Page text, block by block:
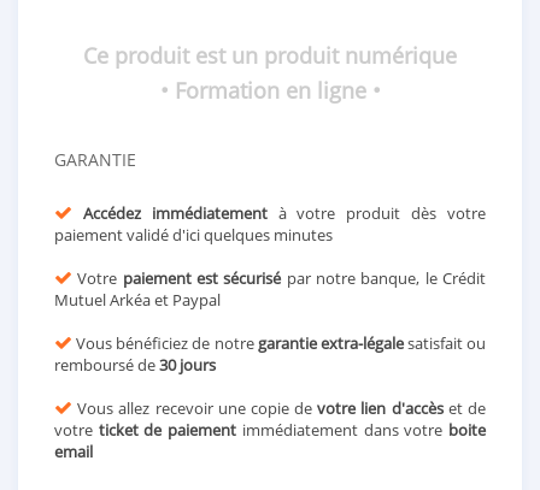
Ce produit est un produit numérique
• Formation en ligne •
GARANTIE
Accédez immédiatementà votre produit dès votre
paiement validé d'ici quelques minutes
Votre paiement est sécurisé par notre banque, le Crédit
Mutuel Arkéa et Paypal
Vous bénéficiez de notregarantie extra-légalesatisfait ou
remboursé de30 jours
Vous allez recevoir une copie devotre lien d'accèset de
votre ticket de paiement immédiatement dans votre boite
email